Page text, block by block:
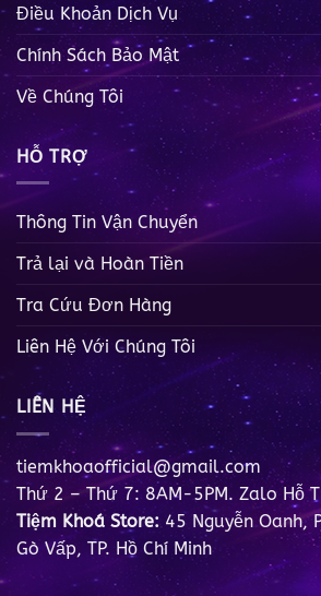
Điều Khoản Dịch Vụ
Chính Sách Bảo Mật
Về Chúng Tôi
HỖ TRỢ
Thông Tin Vận Chuyển
Trả lại và Hoàn Tiền
Tra Cứu Đơn Hàng
Liên Hệ Với Chúng Tôi
LIÊN HỆ
tiemkhoaofficial@gmail.com
Thứ 2 – Thứ 7: 8AM-5PM. Zalo Hỗ
Tiệm Khoá Store: 45 Nguyễn Oanh,
Gò Vấp, TP. Hồ Chí Minh